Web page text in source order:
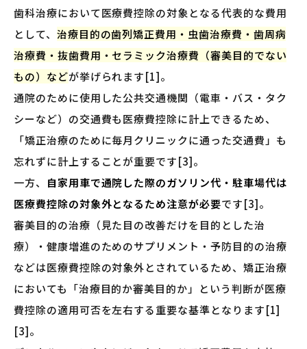
歯科治療において医療費控除の対象となる代表的な費用
として、 治療目的の歯列矯正費用・虫歯治療費・歯周病
治療費・抜歯費用・セラミック治療費（審美目的でない
もの）などが挙げられます[1]。
通院のために使用した公共交通機関（電車・バス・タク
シーなど）の交通費も医療費控除に計上できるため、
「矯正治療のために毎月クリニックに通った交通費」も
忘れずに計上することが重要です[3]。
一方、
自家用車で通院した際のガソリン代・駐車場代は
医療費控除の対象外となるため注意が必要です[3]。
審美目的の治療（見た目の改善だけを目的とした治
療）・健康増進のためのサプリメント・予防目的の治療
などは医療費控除の対象外とされているため、矯正治療
においても「治療目的か審美目的か」という判断が医療
費控除の適用可否を左右する重要な基準となります[1]
[3]。